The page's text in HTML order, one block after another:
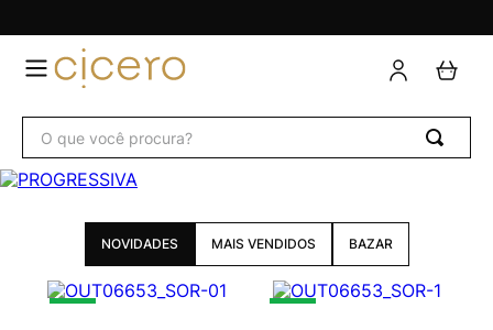
NOVIDADES MAIS VENDIDOS BAZAR